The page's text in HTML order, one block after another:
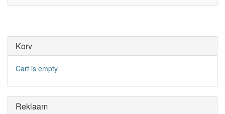
Korv
Cart is empty
Reklaam